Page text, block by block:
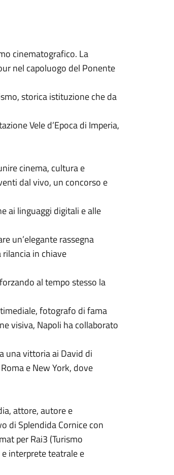
cinematografico. La
nel capoluogo del Ponente
storica istituzione che da
Vele d’Epoca di Imperia,
cinema, cultura e
dal vivo, un concorso e
ai linguaggi digitali e alle
un’elegante rassegna
in chiave
al tempo stesso la
fotografo di fama
visiva, Napoli ha collaborato
una vittoria ai David di
e New York, dove
attore, autore e
di Splendida Cornice con
per Rai3 (Turismo
interprete teatrale e